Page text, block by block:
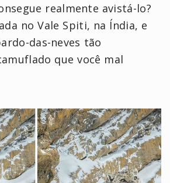
realmente avistá-lo?
no Vale Spiti, na Índia, e
das-neves tão
que você mal